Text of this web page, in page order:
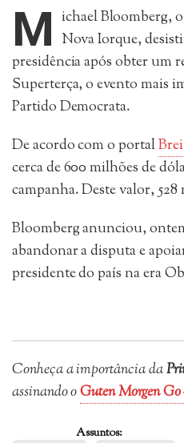
M ichael Bloomberg,
Nova Iorque,
presidência após obter um
Superterça, o evento mais
Partido Democrata.
De acordo com o portal
cerca de 600 milhões de
campanha. Deste valor,
Bloomberg anunciou,
abandonar a disputa e
presidente do país na era
Conheça a importância da
assinando oGuten Morgen Go
Assuntos: